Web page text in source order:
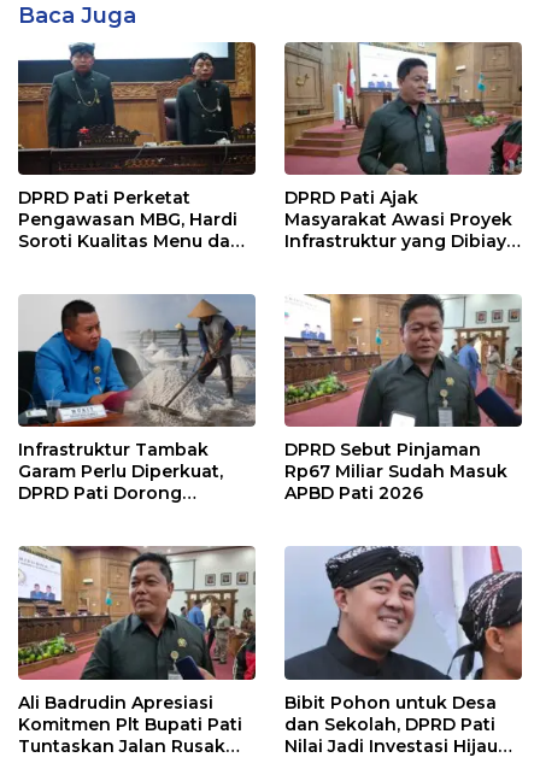
Baca Juga
DPRD Pati Perketat
Pengawasan MBG, Hardi
Soroti Kualitas Menu dan
DPRD Pati Ajak
Masyarakat Awasi Proyek
Infrastruktur yang Dibiayai
Infrastruktur Tambak
Garam Perlu Diperkuat,
DPRD Pati Dorong
DPRD Sebut Pinjaman
Rp67 Miliar Sudah Masuk
APBD Pati 2026
Ali Badrudin Apresiasi
Komitmen Plt Bupati Pati
Tuntaskan Jalan Rusak
Bibit Pohon untuk Desa
dan Sekolah, DPRD Pati
Nilai Jadi Investasi Hijau